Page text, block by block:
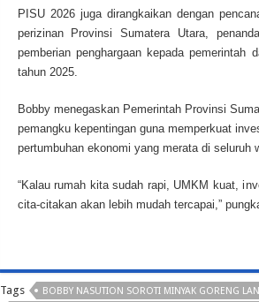
PISU 2026 juga dirangkaikan dengan
perizinan Provinsi Sumatera Utara,
pemberian penghargaan kepada
tahun 2025.
Bobby menegaskan Pemerintah Provinsi
pemangku kepentingan guna memperkuat
pertumbuhan ekonomi yang merata di seluruh
“Kalau rumah kita sudah rapi, UMKM kuat,
cita-citakan akan lebih mudah tercapai,”
Tags
BOBBY NASUTION SOROTI MINYAK GORENG